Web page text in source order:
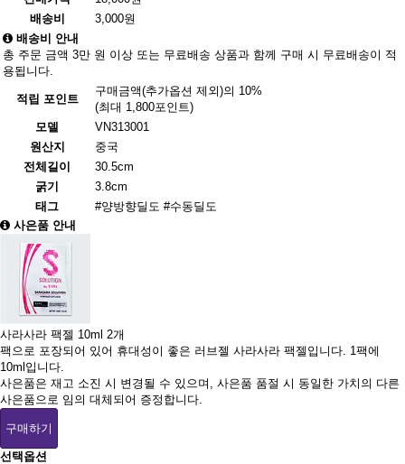
배송비
3,000원
배송비 안내
총 주문 금액 3만 원 이상 또는 무료배송 상품과 함께 구매 시 무료배송이 적
용됩니다.
적립 포인트
구매금액(추가옵션 제외)의 10%
(최대 1,800포인트)
모델
VN313001
원산지
중국
전체길이
30.5cm
굵기
3.8cm
태그
#양방향딜도 #수동딜도
사은품 안내
사라사라 팩젤 10ml 2개
팩으로 포장되어 있어 휴대성이 좋은 러브젤 사라사라 팩젤입니다. 1팩에
10ml입니다.
사은품은 재고 소진 시 변경될 수 있으며, 사은품 품절 시 동일한 가치의 다른
사은품으로 임의 대체되어 증정합니다.
구매하기
선택옵션